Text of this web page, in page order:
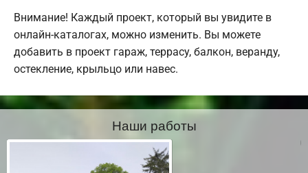
Внимание! Каждый проект, который вы увидите в
онлайн-каталогах, можно изменить. Вы можете
добавить в проект гараж, террасу, балкон, веранду,
остекление, крыльцо или навес.
Наши работы